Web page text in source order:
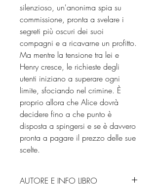
silenzioso, un'anonima spia su
commissione, pronta a svelare i
segreti più oscuri dei suoi
compagni e a ricavarne un profitto.
Ma mentre la tensione tra lei e
Henry cresce, le richieste degli
utenti iniziano a superare ogni
limite, sfociando nel crimine. È
proprio allora che Alice dovrà
decidere fino a che punto è
disposta a spingersi e se è davvero
pronta a pagare il prezzo delle sue
scelte.
AUTORE E INFO LIBRO